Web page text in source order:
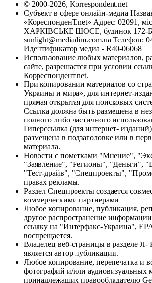
© 2000-2026, Korrespondent.net
Субъект в сфере онлайн-медиа
«КореспонденТ.net» Адрес: 02091,
ХАРКІВСЬКЕ ШОСЕ, будинок 172-Б,
sunlight@mediadim.com.ua Телефон:
Идентификатор медиа - R40-06068
Использование любых материалов,
сайте, разрешается при условии
Корреспондент.net.
При копировании материалов со
Украины и мира», для интернет-
прямая открытая для поисковых
Ссылка должна быть размещена в
полного либо частичного
Гиперссылка (для интернет-
размещена в подзаголовке или в
материала.
Новости с пометками "Мнение",
"Заявление", "Регионы", "Деньги",
"Тест-драйв", "Спецпроекты",
правах рекламы.
Раздел Спецпроекты создается
коммерческими партнерами.
Любое копирование, публикация,
другое распространение
ссылку на "Интерфакс-Украина",
воспрещается.
Владелец веб-страницы в разделе Я-
является автор публикации.
Любое копирование, перепечатка и
фотографий и/или аудиовизуальных
принадлежащих правообладателю